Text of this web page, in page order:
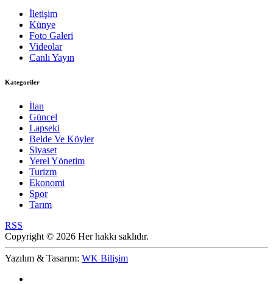
İletişim
Künye
Foto Galeri
Videolar
Canlı Yayın
Kategoriler
İlan
Güncel
Lapseki
Belde Ve Köyler
Siyaset
Yerel Yönetim
Turizm
Ekonomi
Spor
Tarım
RSS
Copyright © 2026 Her hakkı saklıdır.
Yazılım & Tasarım: WK Bilişim